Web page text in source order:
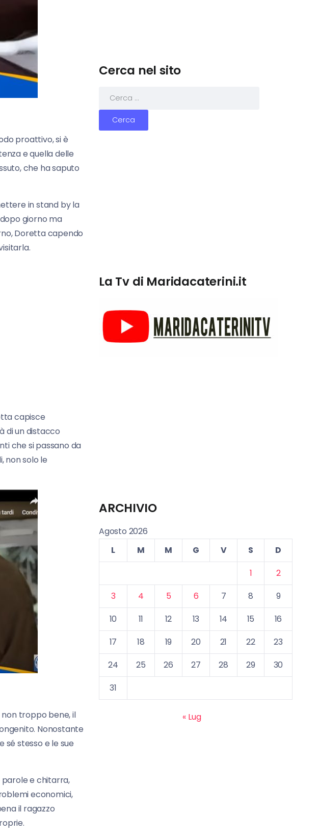
proattivo, si è
e quella delle
che ha saputo
in stand by la
giorno ma
Doretta capendo
capisce
di un distacco
che si passano da
non solo le
troppo bene, il
Nonostante
sé stesso e le sue
e chitarra,
economici,
il ragazzo
Cerca nel sito
La Tv di Maridacaterini.it
ARCHIVIO
Agosto 2026
L
M M G V S
D
1
2
3
4 5 6 7 8
9
10
11 12 13 14 15
16
17
18 19 20 21 22
23
24
25 26 27 28 29
30
31
« Lug